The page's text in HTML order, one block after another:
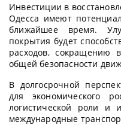
Инвестиции в
Одесса имеют
ближайшее время.
покрытия будет
расходов,
общей безопасности
В долгосрочной
для экономического
логистической роли и
международные